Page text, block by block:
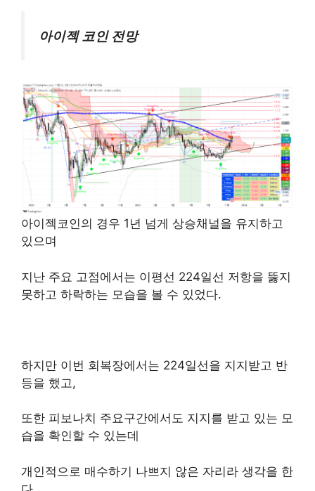
아이젝 코인 전망
아이젝코인의 경우 1년 넘게 상승채널을 유지하고
있으며
지난 주요 고점에서는 이평선 224일선 저항을 뚫지
못하고 하락하는 모습을 볼 수 있었다.
하지만 이번 회복장에서는 224일선을 지지받고 반
등을 했고,
또한 피보나치 주요구간에서도 지지를 받고 있는 모
습을 확인할 수 있는데
개인적으로 매수하기 나쁘지 않은 자리라 생각을 한